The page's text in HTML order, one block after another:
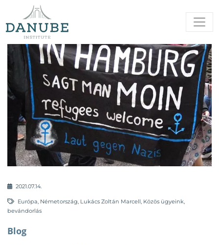
2021.07.14.
Európa, Németország, Lukács Zoltán Marcell, Közös ügyeink,
bevándorlás
Blog